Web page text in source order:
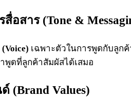
อสาร (Tone &
เฉพาะตัวในการพูดกับลูก
พูดที่ลูกค้าสัมผัสได้เสมอ
(Brand Values)